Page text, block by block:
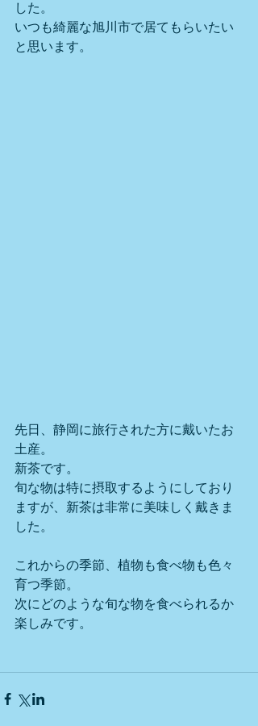
した。
いつも綺麗な旭川市で居てもらいたい
と思います。
先日、静岡に旅行された方に戴いたお
土産。
新茶です。
旬な物は特に摂取するようにしており
ますが、新茶は非常に美味しく戴きま
した。
これからの季節、植物も食べ物も色々
育つ季節。
次にどのような旬な物を食べられるか
楽しみです。